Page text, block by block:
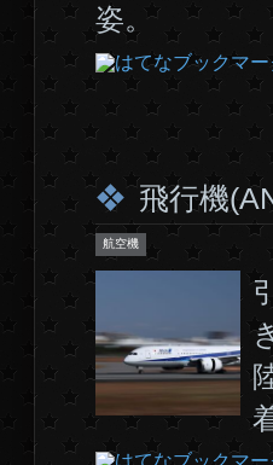
姿。
飛行機
航空機